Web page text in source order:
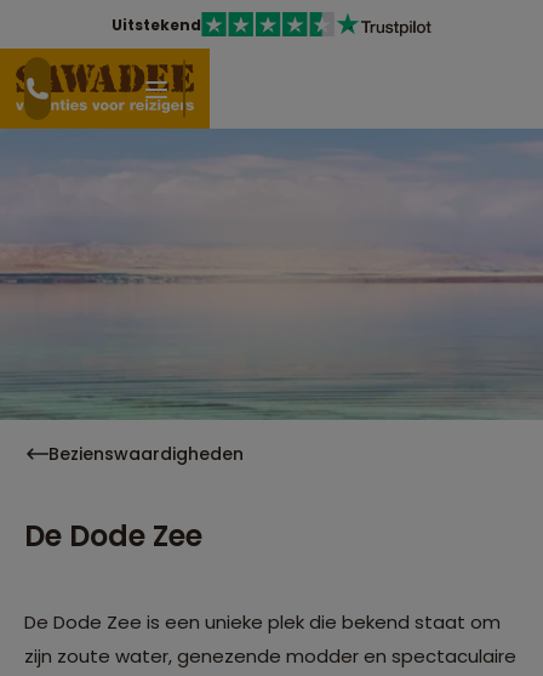
Uitstekend
Bezienswaardigheden
De Dode Zee
De Dode Zee is een unieke plek die bekend staat om
zijn zoute water, genezende modder en spectaculaire